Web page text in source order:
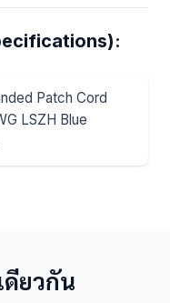
Patch Cord
LSZH Blue
ยวกัน